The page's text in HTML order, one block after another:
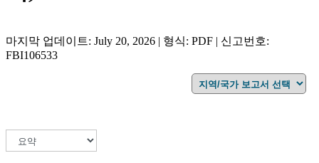
마지막 업데이트: July 20, 2026 | 형식: PDF | 신고번호:
FBI106533